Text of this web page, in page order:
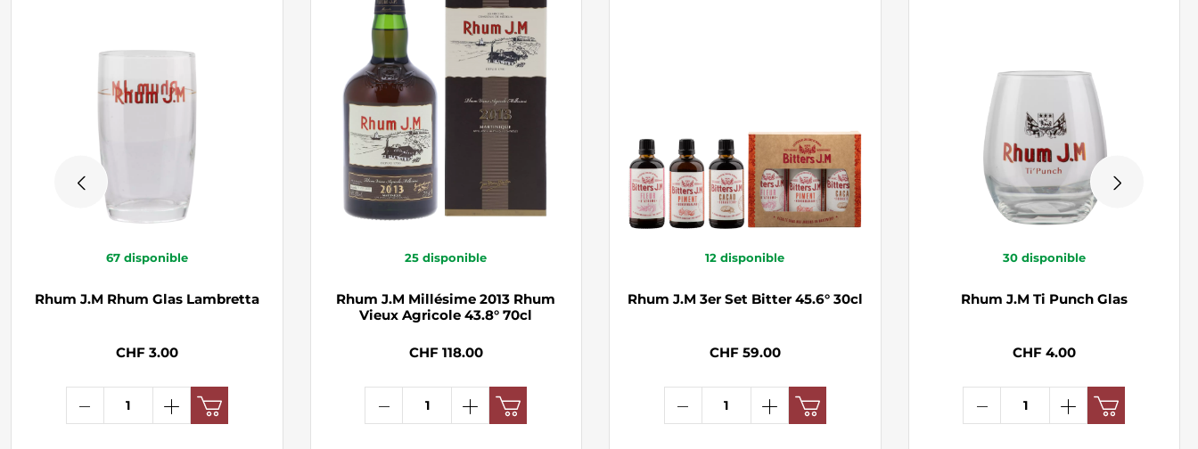
67 disponible
Rhum J.M Rhum Glas Lambretta
CHF 3.00
25 disponible
Rhum J.M Millésime 2013 Rhum
Vieux Agricole 43.8° 70cl
CHF 118.00
12 disponible
Rhum J.M 3er Set Bitter 45.6° 30cl
CHF 59.00
30 disponible
Rhum J.M Ti Punch Glas
CHF 4.00